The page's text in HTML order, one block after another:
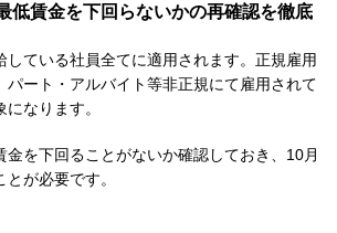
低賃金を下回らないかの再確認を徹底
している社員全てに適用されます。正規雇用
パート・アルバイト等非正規にて雇用されて
なります。
金を下回ることがないか確認しておき、10月
が必要です。